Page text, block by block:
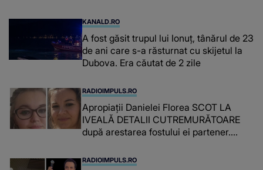
KANALD.RO
A fost găsit trupul lui Ionuț, tânărul de 23
de ani care s-a răsturnat cu skijetul la
Dubova. Era căutat de 2 zile
RADIOIMPULS.RO
Apropiații Danielei Florea SCOT LA
IVEALĂ DETALII CUTREMURĂTOARE
după arestarea fostului ei partener.
românca ucisă în Italia și ascunsă în
RADIOIMPULS.RO